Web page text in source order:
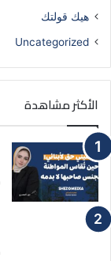
هيك قولتك
Uncategorized
الأكثر مشاهدة